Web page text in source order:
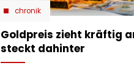
chronik
Goldpreis zieht kräftig
steckt dahinter